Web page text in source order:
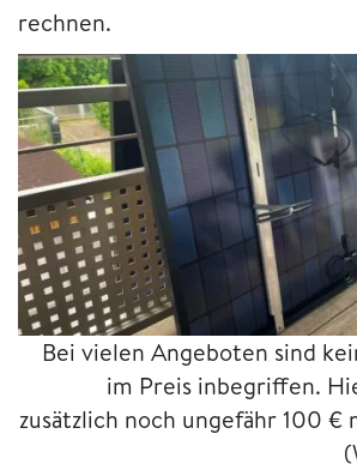
rechnen.
Bei vielen Angeboten sind
im Preis inbegriffen.
zusätzlich noch ungefähr 100 €